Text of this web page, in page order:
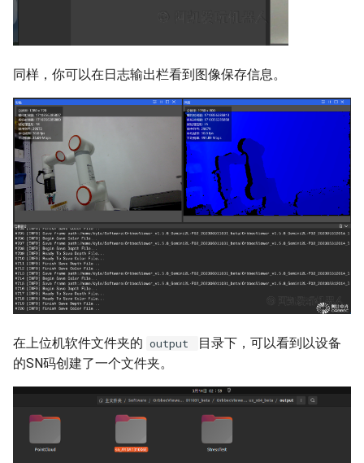
同样，你可以在日志输出栏看到图像保存信息。
在上位机软件文件夹的 output
目录下，可以看到以设备
的SN码创建了一个文件夹。